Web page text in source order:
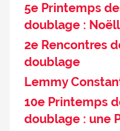
5e Printemps
doublage :
2e Rencontres
doublage
Lemmy
10e Printemps
doublage : une